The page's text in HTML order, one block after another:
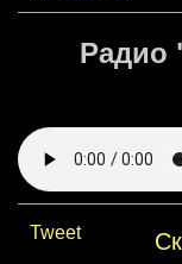
Радио
Tweet